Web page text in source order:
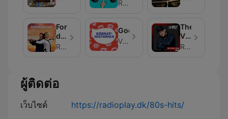
RadioPlay
Forstå
din
dame
RadioPlay
Godnathistorien
Vi Unge
The
Voice
InRadioPlay
ผู้ติดต่อ
เว็บไซต์ https://radioplay.dk/80s-hits/